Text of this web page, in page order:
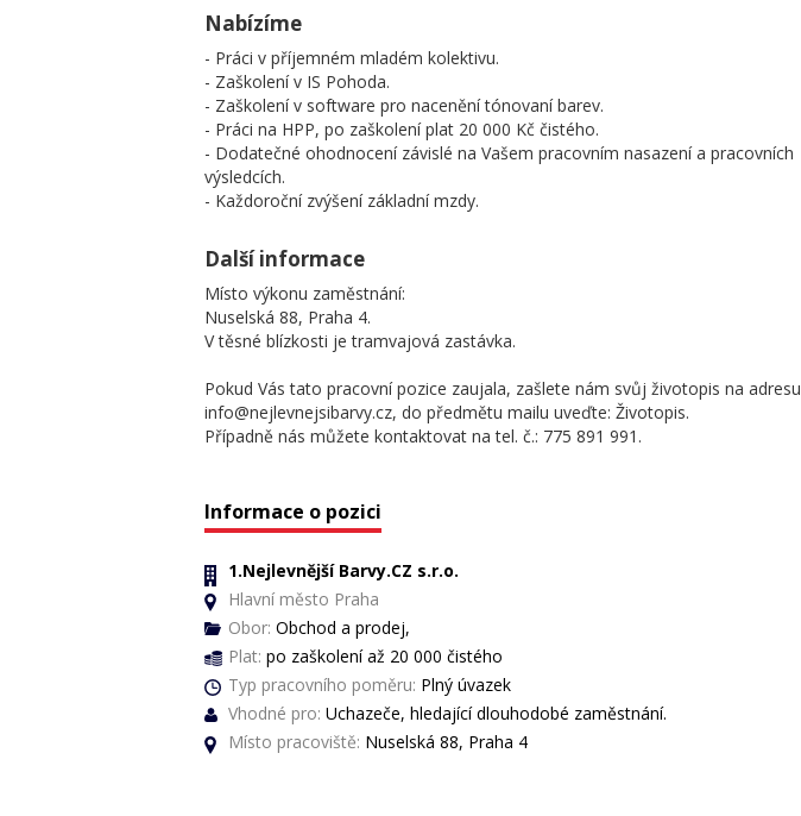
Nabízíme
- Práci v příjemném mladém kolektivu.
- Zaškolení v IS Pohoda.
- Zaškolení v software pro nacenění tónovaní barev.
- Práci na HPP, po zaškolení plat 20 000 Kč čistého.
- Dodatečné ohodnocení závislé na Vašem pracovním nasazení a pracovních
výsledcích.
- Každoroční zvýšení základní mzdy.
Další informace
Místo výkonu zaměstnání:
Nuselská 88, Praha 4.
V těsné blízkosti je tramvajová zastávka.
Pokud Vás tato pracovní pozice zaujala, zašlete nám svůj životopis na adresu
info@nejlevnejsibarvy.cz, do předmětu mailu uveďte: Životopis.
Případně nás můžete kontaktovat na tel. č.: 775 891 991.
Informace o pozici
1.Nejlevnější Barvy.CZ s.r.o.
Hlavní město Praha
Obor: Obchod a prodej,
Plat: po zaškolení až 20 000 čistého
Typ pracovního poměru: Plný úvazek
Vhodné pro: Uchazeče, hledající dlouhodobé zaměstnání.
Místo pracoviště: Nuselská 88, Praha 4